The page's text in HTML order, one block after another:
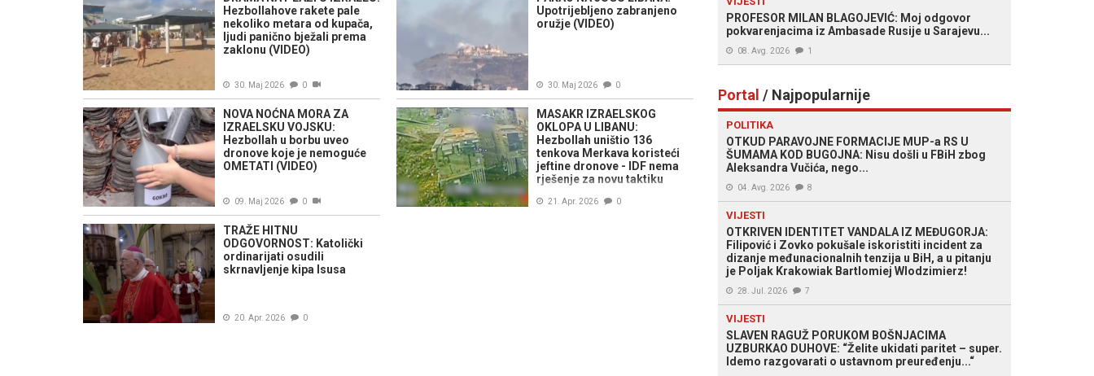
Hezbollahove rakete pale
nekoliko metara od kupača,
ljudi panično bježali prema
zaklonu (VIDEO)
30. Maj 2026 0
Upotrijebljeno zabranjeno
oružje (VIDEO)
30. Maj 2026 0
NOVA NOĆNA MORA ZA
IZRAELSKU VOJSKU:
Hezbollah u borbu uveo
dronove koje je nemoguće
OMETATI (VIDEO)
09. Maj 2026 0
MASAKR IZRAELSKOG
OKLOPA U LIBANU:
Hezbollah uništio 136
tenkova Merkava koristeći
jeftine dronove - IDF nema
rješenje za novu taktiku
21. Apr. 2026 0
TRAŽE HITNU
ODGOVORNOST: Katolički
ordinarijati osudili
skrnavljenje kipa Isusa
20. Apr. 2026 0
PROFESOR MILAN BLAGOJEVIĆ: Moj odgovor
pokvarenjacima iz Ambasade Rusije u Sarajevu...
08. Avg. 2026 1
Portal / Najpopularnije
POLITIKA
OTKUD PARAVOJNE FORMACIJE MUP-a RS U
ŠUMAMA KOD BUGOJNA: Nisu došli u FBiH zbog
Aleksandra Vučića, nego...
04. Avg. 2026 8
VIJESTI
OTKRIVEN IDENTITET VANDALA IZ MEĐUGORJA:
Filipović i Zovko pokušale iskoristiti incident za
dizanje međunacionalnih tenzija u BiH, a u pitanju
je Poljak Krakowiak Bartlomiej Wlodzimierz!
28. Jul. 2026 7
VIJESTI
SLAVEN RAGUŽ PORUKOM BOŠNJACIMA
UZBURKAO DUHOVE: “Želite ukidati paritet – super.
Idemo razgovarati o ustavnom preuređenju...“